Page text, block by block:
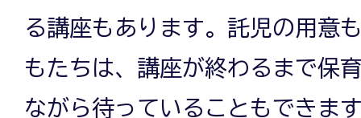
る講座もあります。託児の用意
もたちは、講座が終わるまで保
ながら待っていることもできま